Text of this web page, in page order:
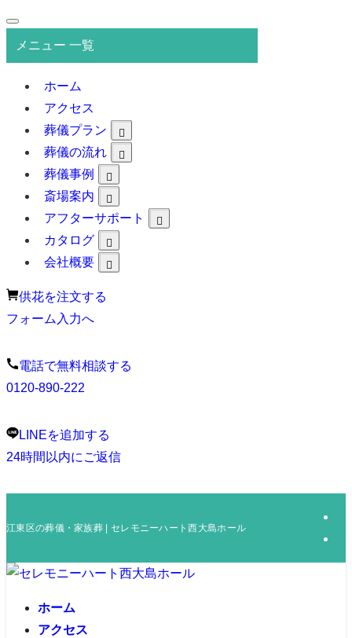
メニュー 一覧
ホーム
アクセス
葬儀プラン
葬儀の流れ
葬儀事例
斎場案内
アフターサポート
カタログ
会社概要
供花を注文する
フォーム入力へ
電話で無料相談する
0120-890-222
LINEを追加する
24時間以内にご返信
江東区の葬儀・家族葬 | セレモニーハート西大島ホール
ホーム
アクセス